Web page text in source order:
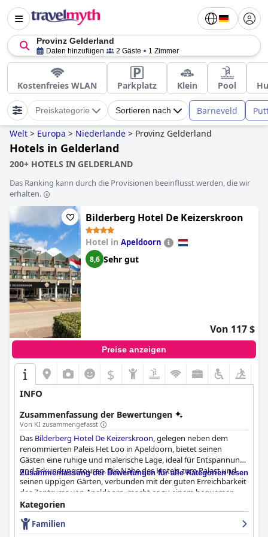
Provinz Gelderland
Daten hinzufügen 2 Gäste 1 Zimmer
Kostenfreies WLAN Parkplatz Klein Pool
Preiskategorie Sortieren nach Barneveld
Welt > Europa > Niederlande > Provinz Gelderland
Hotels in Gelderland
200+ HOTELS IN GELDERLAND
Das Ranking kann durch die Provisionen beeinflusst werden, die wir
erhalten.
Bilderberg Hotel De Keizerskroon
Hotel in Apeldoorn
8,6 Sehr gut
Von 117 $
Preise anzeigen
$
INFO
Zusammenfassung der Bewertungen
Von KI zusammengefasst
Das Bilderberg Hotel De Keizerskroon, gelegen neben dem
renommierten Paleis Het Loo in Apeldoorn, bietet seinen
Gästen eine ruhige und malerische Lage, ideal für Entspannung
und Erkundungstouren. Die Nähe des Hotels zum Palast und
seinen üppigen Gärten, verbunden mit der guten Erreichbarkeit
des Zentrums von Apeldoorn, macht es zu einem bequemen
und friedlichen Rückzugsort. Die Umgebung, geprägt von
Wäldern und charmanten Dörfern, verstärkt den
Gesamteindruck und schafft eine ruhige Kulisse für Besucher.
Zusammenfassung der Bewertungen für alle Kategorien lesen
Kategorien
Familien